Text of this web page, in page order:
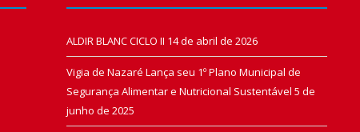
ALDIR BLANC CICLO II 14 de abril de 2026
Vigia de Nazaré Lança seu 1º Plano Municipal de
Segurança Alimentar e Nutricional Sustentável 5 de
junho de 2025